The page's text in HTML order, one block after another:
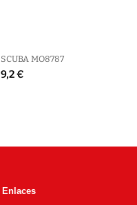
SCUBA MO8787
9,2 €
Enlaces